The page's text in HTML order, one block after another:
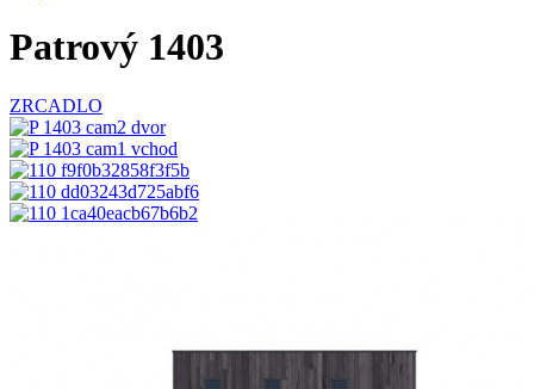
Patrový 1403
ZRCADLO